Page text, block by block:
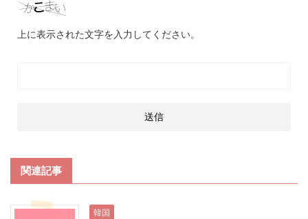
上に表示された文字を入力してください。
関連記事
韓国